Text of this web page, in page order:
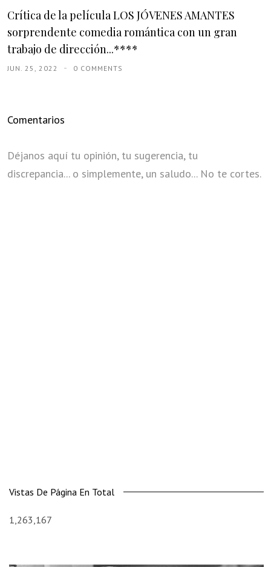
Crítica de la película LOS JÓVENES AMANTES
sorprendente comedia romántica con un gran
trabajo de dirección...****
JUN. 25, 2022 0 COMMENTS
Comentarios
Déjanos aquí tu opinión, tu sugerencia, tu
discrepancia... o simplemente, un saludo... No te cortes.
Vistas De Página En Total
1,263,167